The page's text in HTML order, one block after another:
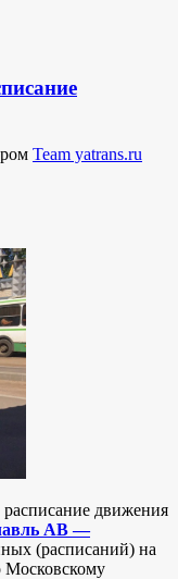
Team yatrans.ru
расписание движения
АВ —
(расписаний) на
Московскому